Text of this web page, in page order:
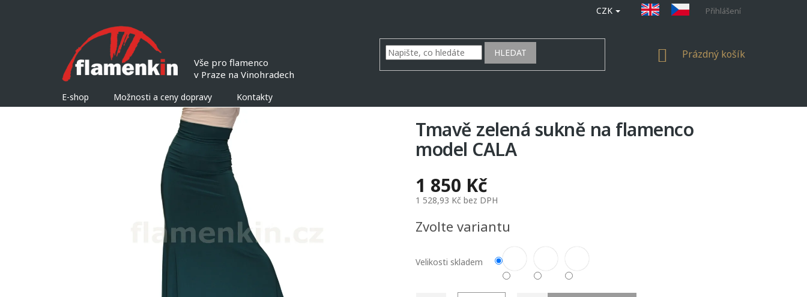
CZK Přihlášení
HLEDAT
NÁKUPNÍ
Prázdný košík
E-shop Možnosti a ceny dopravy Kontakty
Tmavě zelená sukně na flamenco
model CALA
1 850 Kč
1 528,93 Kč bez DPH
cena:
Zvolte variantu
Velikosti skladem